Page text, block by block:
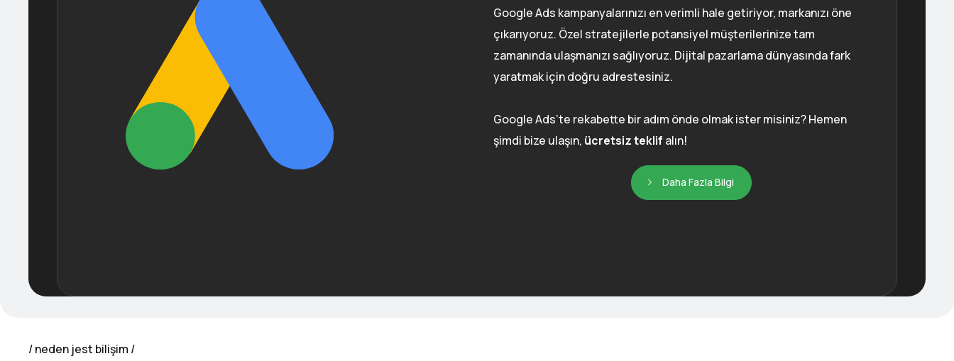
Google Ads kampanyalarınızı en verimli hale getiriyor, markanızı öne
çıkarıyoruz. Özel stratejilerle potansiyel müşterilerinize tam
zamanında ulaşmanızı sağlıyoruz. Dijital pazarlama dünyasında fark
yaratmak için doğru adrestesiniz.
Google Ads’te rekabette bir adım önde olmak ister misiniz? Hemen
şimdi bize ulaşın, ücretsiz teklif alın!
Daha Fazla Bilgi
neden jest bilişim